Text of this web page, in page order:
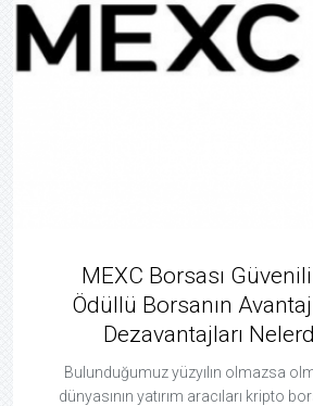
MEXC Borsası
Ödüllü Borsanın
Dezavantajları
Bulunduğumuz yüzyılın olmazsa
dünyasının yatırım aracıları kripto